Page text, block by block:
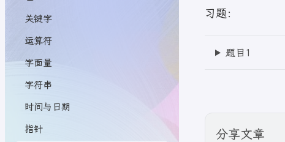
关键字
运算符
字面量
字符串
时间与日期
指针
习题：
题目1
分享文章